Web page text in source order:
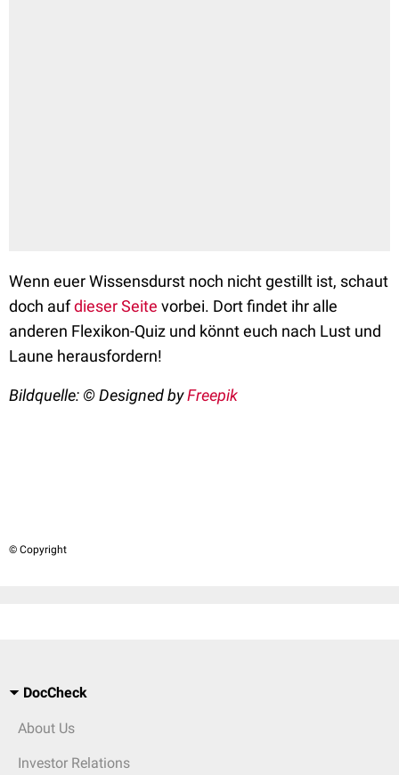
Wenn euer Wissensdurst noch nicht gestillt ist, schaut
doch aufdieser Seite vorbei. Dort findet ihr alle
anderen Flexikon-Quiz und könnt euch nach Lust und
Laune herausfordern!
Bildquelle: ©Designed byFreepik
© Copyright
DocCheck
About Us
Investor Relations